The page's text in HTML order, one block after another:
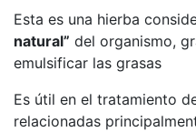
Esta es una hierba
natural” del organismo,
emulsificar las grasas
Es útil en el tratamiento
relacionadas